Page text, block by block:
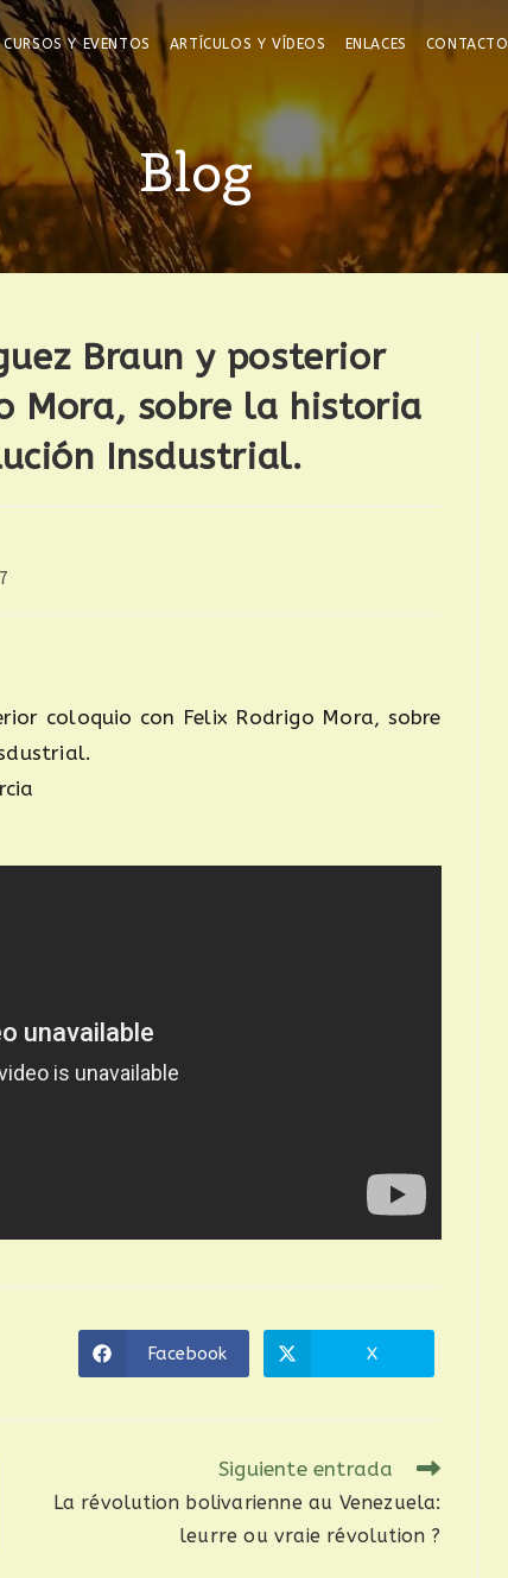
CURSOS Y EVENTOS ARTÍCULOS Y VÍDEOS ENLACES CONTACTO
Blog
Braun y posterior
Mora, sobre la historia
Insdustrial.
coloquio con Felix Rodrigo Mora, sobre
Facebook X
Siguiente entrada
La révolution bolivarienne au Venezuela:
leurre ou vraie révolution ?